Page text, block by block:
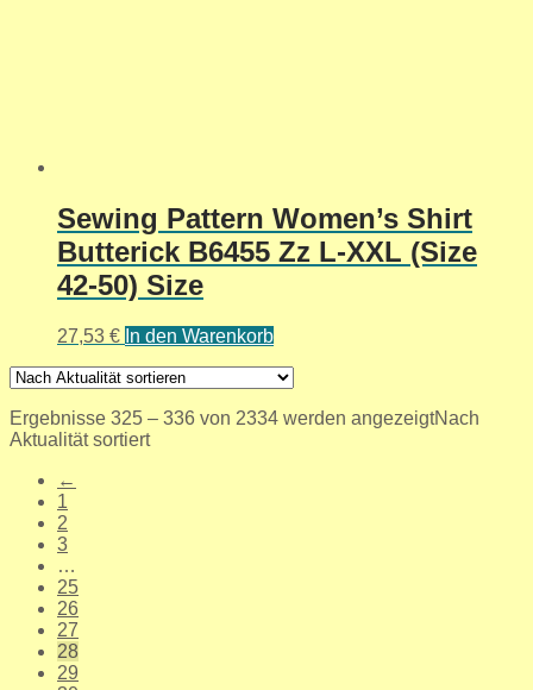
Sewing Pattern Women’s Shirt
Butterick B6455 Zz L-XXL (Size
42-50) Size
27,53 € In den Warenkorb
Ergebnisse 325 – 336 von 2334 werden angezeigtNach
Aktualität sortiert
←
1
2
3
…
25
26
27
28
29